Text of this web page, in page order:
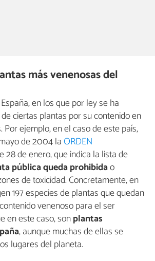
más venenosas del
en los que por ley se ha
ciertas plantas por su contenido en
Por ejemplo, en el caso de este país,
de 2004 laORDEN
28 de enero, que indica la lista de
pública queda prohibidao
de toxicidad. Concretamente, en
197 especies de plantas que quedan
venenoso para el ser
en este caso, sonplantas
, aunque muchas de ellas se
lugares del planeta.